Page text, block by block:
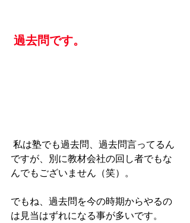
過去問です。
ですが、別に教材会社の回し者でもな
んでもございません（笑）。
でもね、過去問を今の時期からやるの
は見当はずれになる事が多いです。